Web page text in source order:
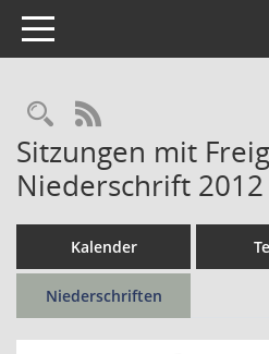
Toggle navigation
Rechercheauswahl
RSS-Feed
Sitzungen mit
Niederschrift 2012
Kalender
Niederschriften